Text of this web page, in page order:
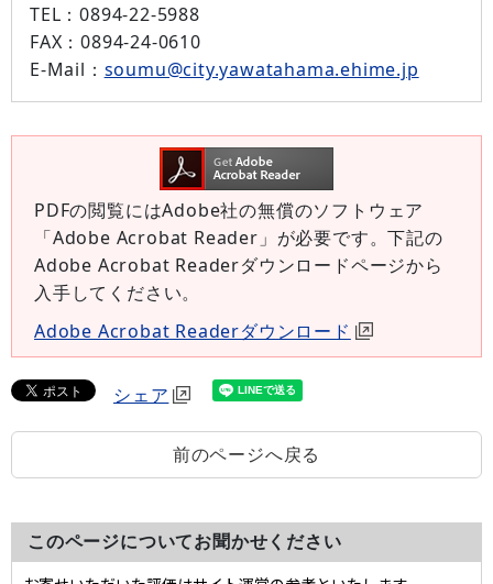
TEL：0894-22-5988
FAX：0894-24-0610
E-Mail： soumu@city.yawatahama.ehime.jp
PDFの閲覧にはAdobe社の無償のソフトウェア
「Adobe Acrobat Reader」が必要です。下記の
Adobe Acrobat Readerダウンロードページから
入手してください。
Adobe Acrobat Readerダウンロード
シェア
前のページへ戻る
このページについてお聞かせください